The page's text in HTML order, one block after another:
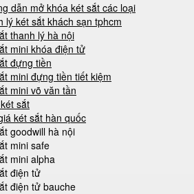
dẫn mở khóa két sắt các loại
lý két sắt khách sạn tphcm
thanh lý hà nội
mini khóa điện tử
đựng tiền
mini đựng tiền tiết kiệm
mini võ văn tần
sắt
két sắt hàn quốc
goodwill hà nội
mini safe
mini alpha
điện tử
điện tử bauche